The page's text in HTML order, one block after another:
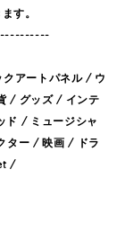
す。
アートパネル / ウ
/ グッズ / インテ
/ ミュージシャ
ター / 映画 / ドラ
/